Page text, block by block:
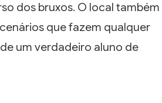
dos bruxos. O local também
que fazem qualquer
um verdadeiro aluno de